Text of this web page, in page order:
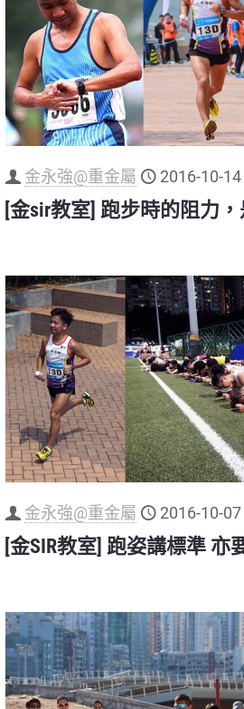
金永強@重金屬 2016-10-14
[金sir教室] 跑步時的阻力
金永強@重金屬 2016-10-07
[金SIR教室] 跑姿講標準 亦